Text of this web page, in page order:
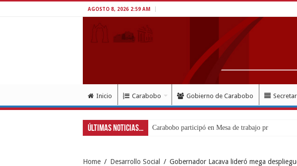
AGOSTO 8, 2026 2:59 AM
Inicio Carabobo Gobierno de Carabobo
Últimas Noticias...
Home / Desarrollo Social / Gobernador Lacava lideró mega